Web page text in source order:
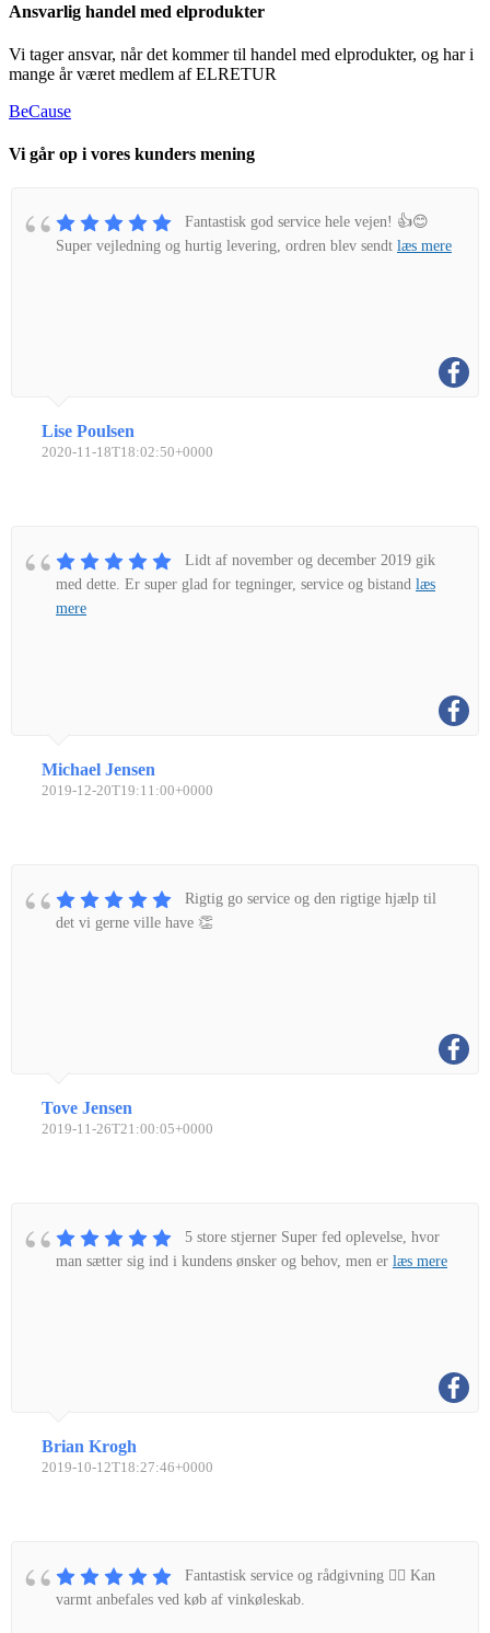
Ansvarlig handel med elprodukter
Vi tager ansvar, når det kommer til handel med elprodukter, og har i
mange år været medlem af ELRETUR
BeCause
Vi går op i vores kunders mening
Fantastisk god service hele vejen! 👍😊
Super vejledning og hurtig levering, ordren blev sendt læs mere
Lise Poulsen
2020-11-18T18:02:50+0000
Lidt af november og december 2019 gik
med dette. Er super glad for tegninger, service og bistand læs
mere
Michael Jensen
2019-12-20T19:11:00+0000
Rigtig go service og den rigtige hjælp til
det vi gerne ville have 👏
Tove Jensen
2019-11-26T21:00:05+0000
5 store stjerner Super fed oplevelse, hvor
man sætter sig ind i kundens ønsker og behov, men er læs mere
Brian Krogh
2019-10-12T18:27:46+0000
Fantastisk service og rådgivning 👌🏼 Kan
varmt anbefales ved køb af vinkøleskab.